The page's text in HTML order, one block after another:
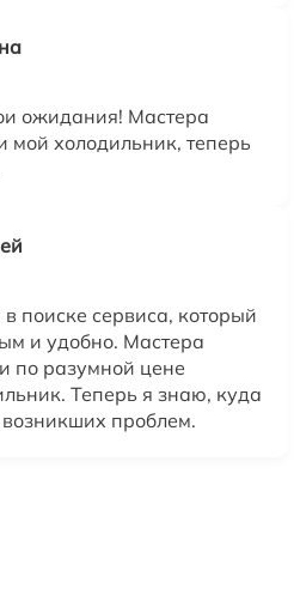
ожидания! Мастера
мой холодильник, теперь
поиске сервиса, который
и удобно. Мастера
по разумной цене
Теперь я знаю, куда
проблем.